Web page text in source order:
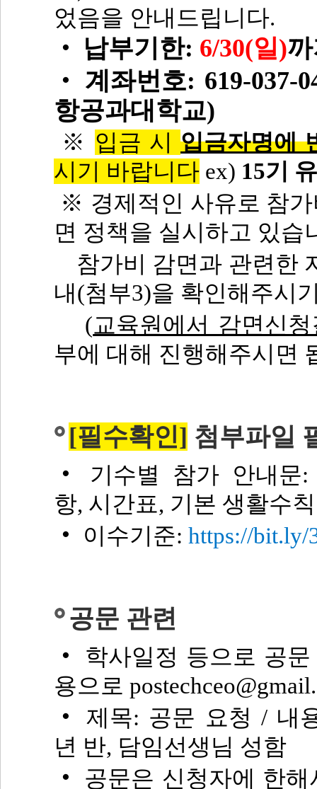
었음을 안내드립니다.
‧
납부기한: 6/30(일)
‧
계좌번호: 619-037-
항공과대학교)
※ 입금 시 입금자명에
시기 바랍니다 ex) 15기
※ 경제적인 사유로 참
면 정책을 실시하고 있습
참가비 감면과 관련한
내(첨부3)을 확인해주시
(교육원에서 감면신
부에 대해 진행해주시면
[필수확인] 첨부파일
‧
기수별 참가 안내문:
항, 시간표, 기본 생활수
‧
이수기준: https://bit.ly/
공문 관련
‧
학사일정 등으로 공
용으로
‧
제목: 공문 요청 / 내
년 반, 담임선생님 성함
‧
공문은 신청자에 한